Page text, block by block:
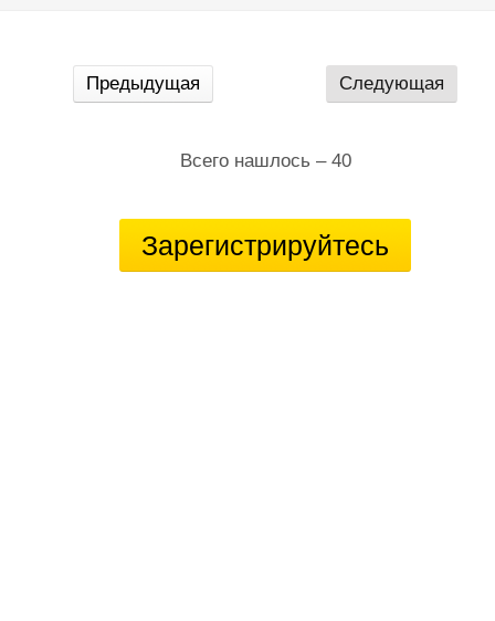
Предыдущая Следующая
Всего нашлось – 40
Зарегистрируйтесь